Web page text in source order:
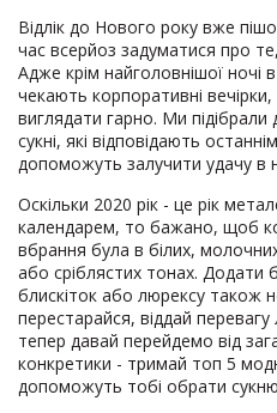
Відлік до Нового року вже
час всерйоз задуматися про
Адже крім найголовнішої ночі
чекають корпоративні
виглядати гарно. Ми
сукні, які відповідають
допоможуть залучити удачу в
Оскільки 2020 рік - це рік
календарем, то бажано, щоб
вбрання була в білих,
або сріблястих тонах. Додати
блискіток або люрексу також
перестарайся, віддай
тепер давай перейдемо від
конкретики - тримай топ 5
допоможуть тобі обрати